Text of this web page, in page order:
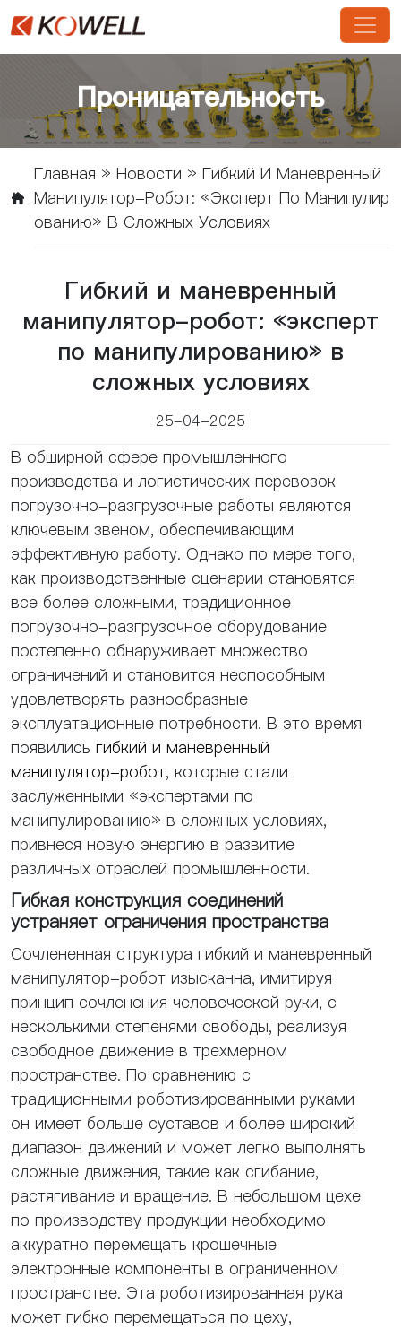
Проницательность
Главная » Новости » Гибкий И Маневренный
Манипулятор-Робот: «эксперт По Манипулир
Ованию» В Сложных Условиях
Гибкий и маневренный
манипулятор-робот: «эксперт
по манипулированию» в
сложных условиях
25-04-2025
В обширной сфере промышленного
производства и логистических перевозок
погрузочно-разгрузочные работы являются
ключевым звеном, обеспечивающим
эффективную работу. Однако по мере того,
как производственные сценарии становятся
все более сложными, традиционное
погрузочно-разгрузочное оборудование
постепенно обнаруживает множество
ограничений и становится неспособным
удовлетворять разнообразные
эксплуатационные потребности. В это время
появились гибкий и маневренный
манипулятор-робот, которые стали
заслуженными «экспертами по
манипулированию» в сложных условиях,
привнеся новую энергию в развитие
различных отраслей промышленности.
Гибкая конструкция соединений
устраняет ограничения пространства
Сочлененная структура гибкий и маневренный
манипулятор-робот изысканна, имитируя
принцип сочленения человеческой руки, с
несколькими степенями свободы, реализуя
свободное движение в трехмерном
пространстве. По сравнению с
традиционными роботизированными руками
он имеет больше суставов и более широкий
диапазон движений и может легко выполнять
сложные движения, такие как сгибание,
растягивание и вращение. В небольшом цехе
по производству продукции необходимо
аккуратно перемещать крошечные
электронные компоненты в ограниченном
пространстве. Эта роботизированная рука
может гибко перемещаться по цеху,